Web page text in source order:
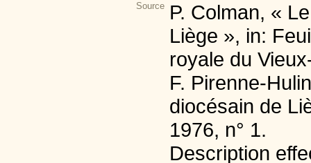
Source P. Colman, «
Liège », in:
royale du
F. Pirenne-
diocésain de
1976, n° 1.
Description